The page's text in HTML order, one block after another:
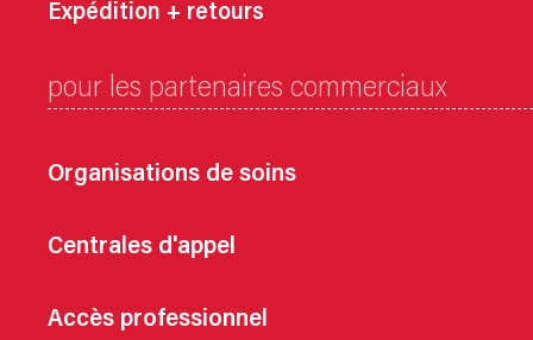
Expédition + retours
pour les partenaires commerciaux
Organisations de soins
Centrales d'appel
Accès professionnel